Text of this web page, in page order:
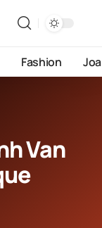
Fashion
Van